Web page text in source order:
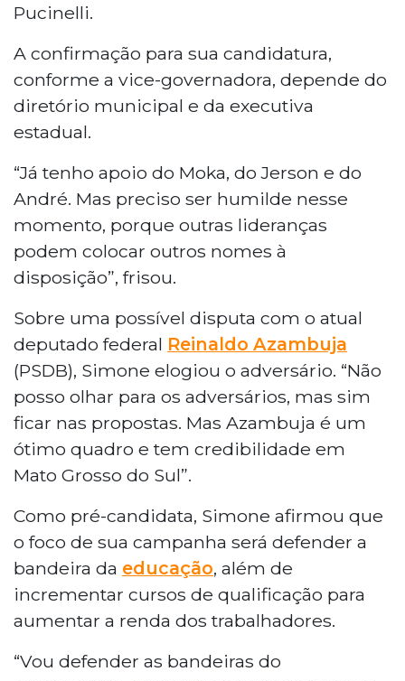
Pucinelli.
A confirmação para sua candidatura,
conforme a vice-governadora, depende do
diretório municipal e da executiva
estadual.
“Já tenho apoio do Moka, do Jerson e do
André. Mas preciso ser humilde nesse
momento, porque outras lideranças
podem colocar outros nomes à
disposição”, frisou.
Sobre uma possível disputa com o atual
deputado federal Reinaldo Azambuja
(PSDB), Simone elogiou o adversário. “Não
posso olhar para os adversários, mas sim
ficar nas propostas. Mas Azambuja é um
ótimo quadro e tem credibilidade em
Mato Grosso do Sul”.
Como pré-candidata, Simone afirmou que
o foco de sua campanha será defender a
bandeira da educação, além de
incrementar cursos de qualificação para
aumentar a renda dos trabalhadores.
“Vou defender as bandeiras do